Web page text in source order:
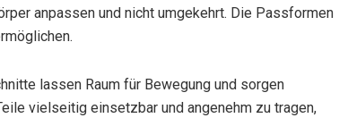
anpassen und nicht umgekehrt. Die Passformen
lassen Raum für Bewegung und sorgen
vielseitig einsetzbar und angenehm zu tragen,